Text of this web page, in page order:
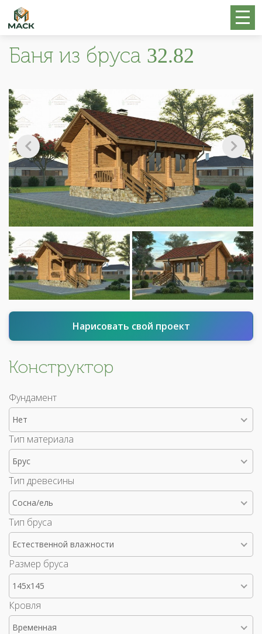
Баня из бруса 32.82
Нарисовать свой проект
Конструктор
Фундамент
Нет
Тип материала
Брус
Тип древесины
Сосна/ель
Тип бруса
Естественной влажности
Размер бруса
145x145
Кровля
Временная